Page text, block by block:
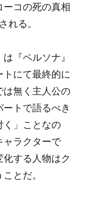
ーコの死の真相
れる。
『ペルソナ』
トにて最終的に
は無く主人公の
トで語るべき
く」ことなの
ャラクターで
する人物はク
とだ。